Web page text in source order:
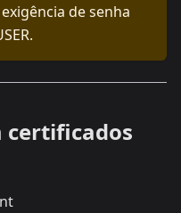
de senha
certificados